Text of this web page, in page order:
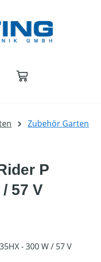
Zubehör Garten
P
57 V